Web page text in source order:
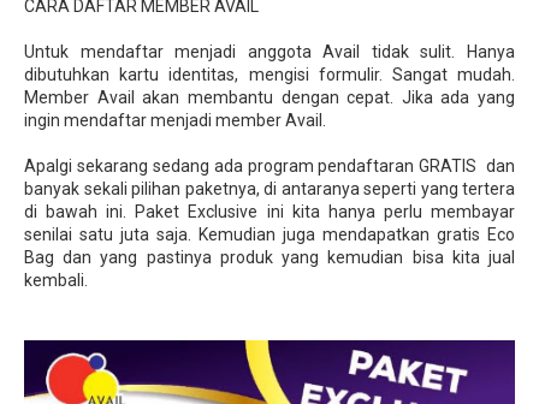
CARA DAFTAR MEMBER AVAIL
Untuk mendaftar menjadi anggota Avail tidak sulit. Hanya
dibutuhkan kartu identitas, mengisi formulir. Sangat mudah.
Member Avail akan membantu dengan cepat. Jika ada yang
ingin mendaftar menjadi member Avail.
Apalgi sekarang sedang ada program pendaftaran GRATIS dan
banyak sekali pilihan paketnya, di antaranya seperti yang tertera
di bawah ini. Paket Exclusive ini kita hanya perlu membayar
senilai satu juta saja. Kemudian juga mendapatkan gratis Eco
Bag dan yang pastinya produk yang kemudian bisa kita jual
kembali.